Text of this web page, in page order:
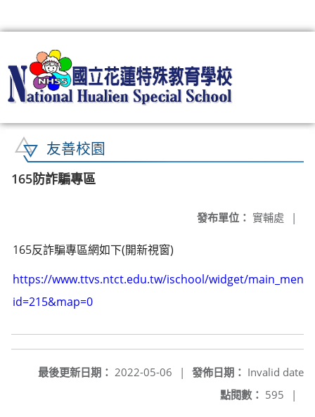
友善校園
165防詐騙專區
發布單位： 實輔處 |
165反詐騙專區網如下(開新視窗)
https://www.ttvs.ntct.edu.tw/ischool/widget/
id=215&map=0
發佈日期： Invalid date
最後更新日期： 2022-05-06
|
點閱數： 595 |